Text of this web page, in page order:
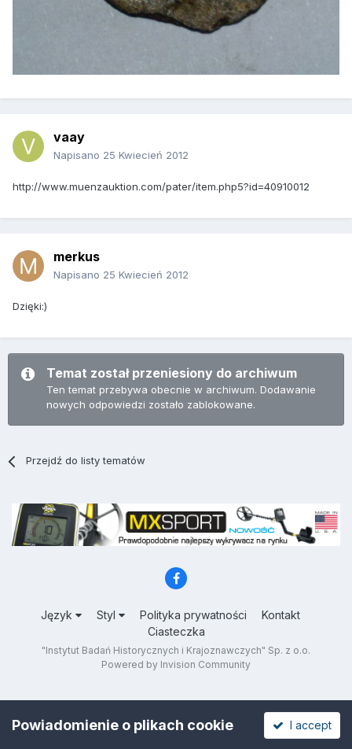
vaay
Napisano 25 Kwiecień 2012
http://www.muenzauktion.com/pater/item.php5?id=40910012
merkus
Napisano 25 Kwiecień 2012
Dzięki:)
Temat został przeniesiony do archiwum
Ten temat przebywa obecnie w archiwum. Dodawanie
nowych odpowiedzi zostało zablokowane.
Przejdź do listy tematów
Język Styl Polityka prywatności
Kontakt
Ciasteczka
"Instytut Badań Historycznych i Krajoznawczych" Sp. z o.o.
Powered by Invision Community
Powiadomienie o plikach cookie I accept